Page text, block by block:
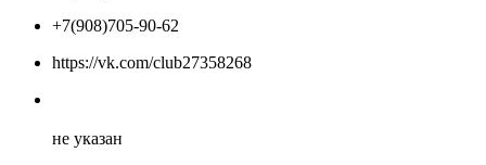
+7(908)705-90-62
https://vk.com/club27358268
не указан